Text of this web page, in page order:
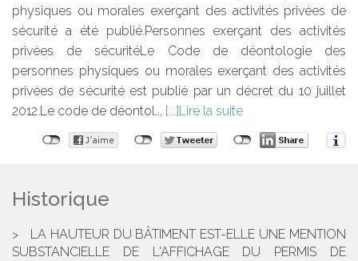
physiques ou morales exerçant des activités privées de
sécurité a été publié.Personnes exerçant des activités
privées de sécuritéLe Code de déontologie des
personnes physiques ou morales exerçant des activités
privées de sécurité est publié par un décret du 10 juillet
2012.Le code de déontol...
Lire la suite
Historique
LA HAUTEUR DU BÂTIMENT EST-ELLE UNE MENTION
SUBSTANCIELLE DE L'AFFICHAGE DU PERMIS DE